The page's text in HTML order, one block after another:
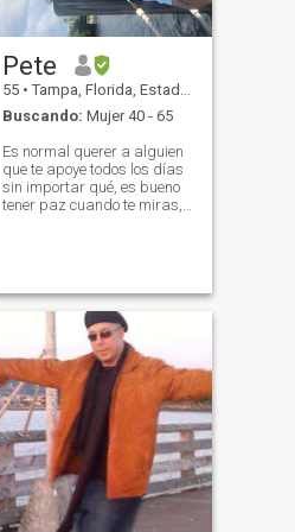
Pete
55 • Tampa, Florida, Estados Unidos
Buscando: Mujer 40 - 65
Es normal querer a alguien
que te apoye todos los días
sin importar qué, es bueno
tener paz cuando te miras,
es unilateral, es genial
cuando la química es
innegable, pero en algún
nivel otras cosas deben
estar en su lugar para tener
esa gran química. Tengo una
familia pequeña pero
estamos muy unidos a pesar
de que tenemos que volar
para vernos. Tengo una gran
vida, pero también conozco
la sensación cuando tienes a
alguien a tu lado que hace
algo que no siempre puedes